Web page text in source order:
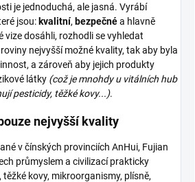
je jednoduchá, ale jasná. Vyrábí
jsou: kvalitní, bezpečnéa hlavně
vize dosáhli, rozhodli se vyhledat
nejvyšší možné kvality, tak aby byla
a zároveň aby jejich produkty
látky (což je mnohdy u vitálních hub
pesticidy, těžké kovy...).
nejvyšší kvality
v čínských provinciích AnHui, Fujian
průmyslem a civilizací prakticky
kovy, mikroorganismy, plísně,